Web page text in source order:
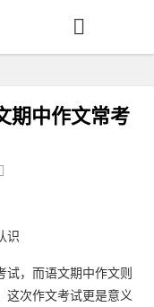
期中作文常考
识
试，而语文期中作文则
这次作文考试更是意义